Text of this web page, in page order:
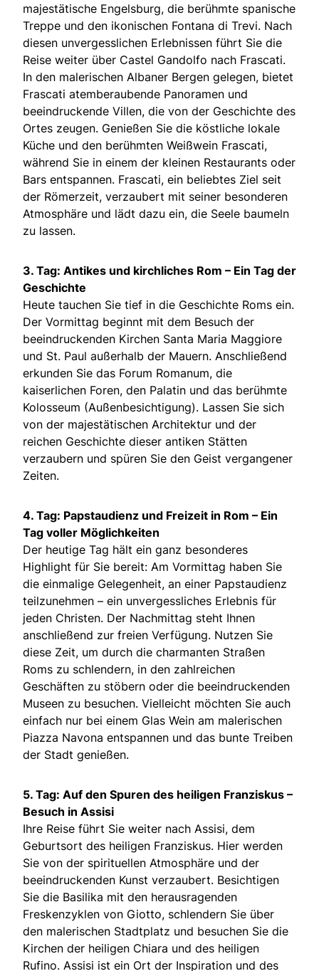
majestätische Engelsburg, die berühmte spanische
Treppe und den ikonischen Fontana di Trevi. Nach
diesen unvergesslichen Erlebnissen führt Sie die
Reise weiter über Castel Gandolfo nach Frascati.
In den malerischen Albaner Bergen gelegen, bietet
Frascati atemberaubende Panoramen und
beeindruckende Villen, die von der Geschichte des
Ortes zeugen. Genießen Sie die köstliche lokale
Küche und den berühmten Weißwein Frascati,
während Sie in einem der kleinen Restaurants oder
Bars entspannen. Frascati, ein beliebtes Ziel seit
der Römerzeit, verzaubert mit seiner besonderen
Atmosphäre und lädt dazu ein, die Seele baumeln
zu lassen.
3. Tag: Antikes und kirchliches Rom – Ein Tag der
Geschichte
Heute tauchen Sie tief in die Geschichte Roms ein.
Der Vormittag beginnt mit dem Besuch der
beeindruckenden Kirchen Santa Maria Maggiore
und St. Paul außerhalb der Mauern. Anschließend
erkunden Sie das Forum Romanum, die
kaiserlichen Foren, den Palatin und das berühmte
Kolosseum (Außenbesichtigung). Lassen Sie sich
von der majestätischen Architektur und der
reichen Geschichte dieser antiken Stätten
verzaubern und spüren Sie den Geist vergangener
Zeiten.
4. Tag: Papstaudienz und Freizeit in Rom – Ein
Tag voller Möglichkeiten
Der heutige Tag hält ein ganz besonderes
Highlight für Sie bereit: Am Vormittag haben Sie
die einmalige Gelegenheit, an einer Papstaudienz
teilzunehmen – ein unvergessliches Erlebnis für
jeden Christen. Der Nachmittag steht Ihnen
anschließend zur freien Verfügung. Nutzen Sie
diese Zeit, um durch die charmanten Straßen
Roms zu schlendern, in den zahlreichen
Geschäften zu stöbern oder die beeindruckenden
Museen zu besuchen. Vielleicht möchten Sie auch
einfach nur bei einem Glas Wein am malerischen
Piazza Navona entspannen und das bunte Treiben
der Stadt genießen.
5. Tag: Auf den Spuren des heiligen Franziskus –
Besuch in Assisi
Ihre Reise führt Sie weiter nach Assisi, dem
Geburtsort des heiligen Franziskus. Hier werden
Sie von der spirituellen Atmosphäre und der
beeindruckenden Kunst verzaubert. Besichtigen
Sie die Basilika mit den herausragenden
Freskenzyklen von Giotto, schlendern Sie über
den malerischen Stadtplatz und besuchen Sie die
Kirchen der heiligen Chiara und des heiligen
Rufino. Assisi ist ein Ort der Inspiration und des